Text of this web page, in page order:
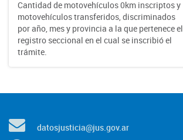
Cantidad de motovehículos 0km inscriptos y
motovehículos transferidos, discriminados
por año, mes y provincia a la que pertenece el
registro seccional en el cual se inscribió el
trámite.
datosjusticia@jus.gov.ar